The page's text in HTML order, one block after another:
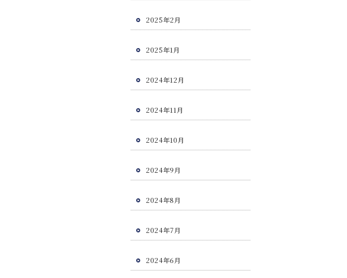
2025年2月
2025年1月
2024年12月
2024年11月
2024年10月
2024年9月
2024年8月
2024年7月
2024年6月